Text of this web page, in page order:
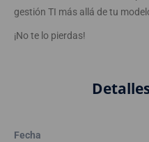
gestión TI más allá de tu
¡No te lo pierdas!
Fecha